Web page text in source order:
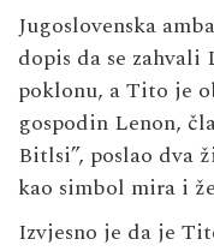
Jugoslovenska
dopis da se
poklonu, a Tito je
gospodin Lenon,
Bitlsi”, poslao dva
kao simbol mira i
Izvjesno je da je